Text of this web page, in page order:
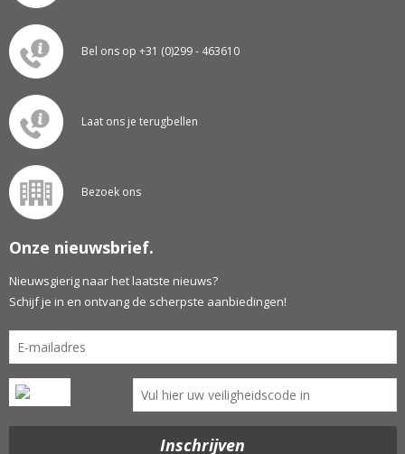
Bel ons op +31 (0)299 - 463610
Laat ons je terugbellen
Bezoek ons
Onze nieuwsbrief.
Nieuwsgierig naar het laatste nieuws?
Schijf je in en ontvang de scherpste aanbiedingen!